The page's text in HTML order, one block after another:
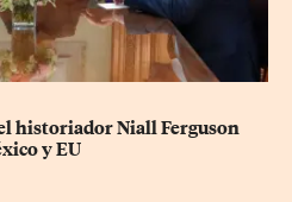
historiador Niall Ferguson
y EU